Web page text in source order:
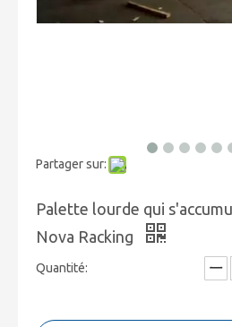
Partager sur:
Palette lourde qui
Nova Racking
Quantité: